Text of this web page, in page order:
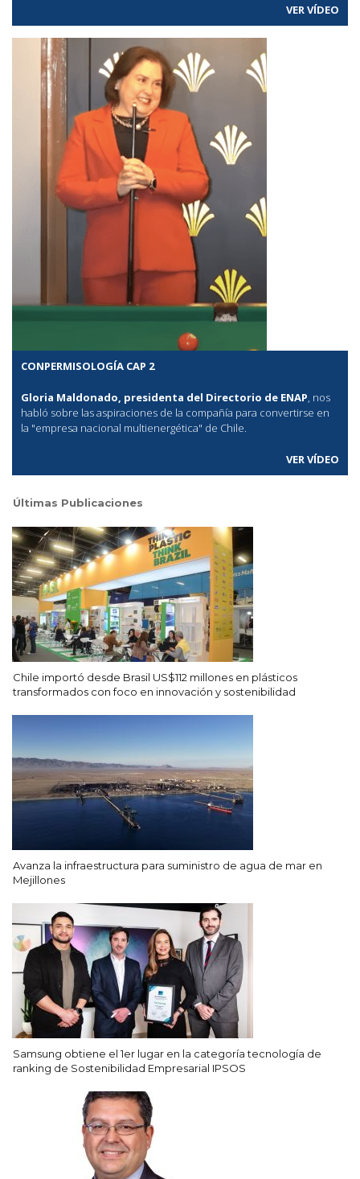
VER VÍDEO
CONPERMISOLOGÍA CAP 2
Gloria Maldonado, presidenta del Directorio de ENAP , nos
habló sobre las aspiraciones de la compañía para convertirse en
la "empresa nacional multienergética" de Chile.
VER VÍDEO
Últimas Publicaciones
Chile importó desde Brasil US$112 millones en plásticos
transformados con foco en innovación y sostenibilidad
Avanza la infraestructura para suministro de agua de mar en
Mejillones
Samsung obtiene el 1er lugar en la categoría tecnología de
ranking de Sostenibilidad Empresarial IPSOS